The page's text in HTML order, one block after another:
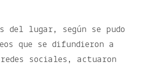
del lugar, según se pudo
que se difundieron a
sociales, actuaron